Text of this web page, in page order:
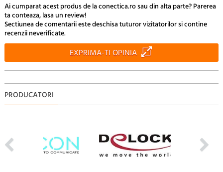
Ai cumparat acest produs de la conectica.ro sau din alta parte? Parerea
ta conteaza, lasa un review!
Sectiunea de comentarii este deschisa tuturor vizitatorilor si contine
recenzii neverificate.
EXPRIMA-TI OPINIA
PRODUCATORI